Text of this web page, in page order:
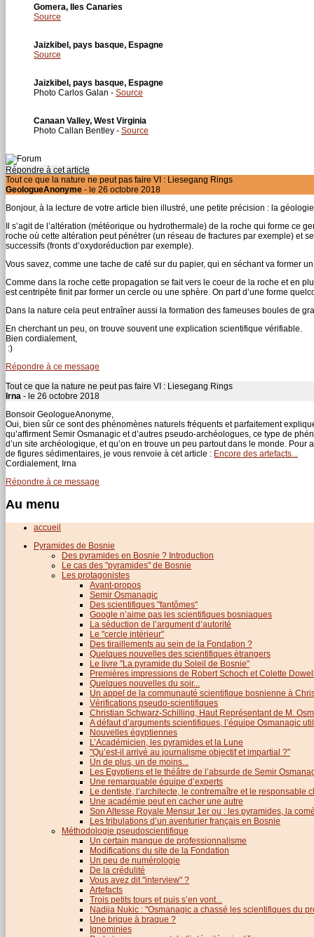
Gomera, Iles Canaries
Source
Jaizkibel, pays basque, Espagne
Source
Jaizkibel, pays basque, Espagne
Photo Carlos Galan - Source
Canaan Valley, West Virginia
Photo Callan Bentley - Source
Répondre à cet article
Tout ce que la nature ne peut pas faire VI : Liesegang Rings
GeologueAnonyme - le 26 octobre 2018
Bonjour, à la lecture de votre article bien illustré, une petite précision : la
Il s’agit de l’altération (météorique ou hydrothermale) de la roche qui forme ce
roche où cette altération peut pénétrer (un réseau de fractures par exemple) et
successifs (fronts d’oxydoréduction par exemple).
Vous savez, comme une tache de café sur du papier, qui en séchant va former
Comme dans la roche cette propagation se fait vers le coeur de la roche et en
est centripète finit par former un cercle ou une sphère. On part d’une forme
Dans la nature cela peut entraîner aussi la formation des fameuses boules de
En cherchant un peu, on trouve souvent une explication scientifique vérifiable.
Bien cordialement,
:)
Répondre à ce message
Tout ce que la nature ne peut pas faire VI : Liesegang Rings
Irna - le 26 octobre 2018
Bonsoir GeologueAnonyme,
Oui, bien sûr ce sont des phénomènes naturels fréquents et parfaitement
qu’affirment Semir Osmanagic et d’autres pseudo-archéologues, ce type de
d’un site archéologique, et qu’on en trouve un peu partout dans le monde.
de figures sédimentaires, je vous renvoie à cet article : Encore des artefacts...
Cordialement, Irna
Répondre à ce message
Au menu
accueil
Pyramides de Bosnie
Des pyramides en Bosnie ? Introduction
Le cas des "pyramides" de Bosnie
Les protagonistes
Avant-propos
Semir Osmanagic
Des scientifiques "fantômes"
Google n’aime pas les scientifiques bosniaques
La séduction de l’argument d’autorité
Le "cercle intérieur"
Des tiraillements au sein de la Fondation ?
Quelques nouvelles des scientifiques étrangers
Le livre "La pyramide du Soleil de Bosnie"
Premières impressions de Robert Schoch et Colette
Quelques nouvelles du soir...
Un appel de la communauté scientifique bosnienne à
Vérifications pseudo-scientifiques
Christian Schwarz-Schilling, Haut Représentant de M.
A défaut d’arguments scientifiques, l’équipe Osmanagic
Nouvelles égyptiennes
L’Académicien, les pyramides et la Lune
"Qu’est-il arrivé au journalisme objectif et impartial ?"
Un de plus, un de moins...
Les Egyptiens et le théâtre de l’absurde de Semir
Une remarquable équipe d’experts
Le dentiste, l’architecte, le contremaître et le responsable
Une académie peut en cacher une autre
Son Altesse Royale Mensur 1er ou : les pyramides, la
Les tribulations d’un aventurier français en Bosnie
Méthodologie pseudoscientifique
Un certain manque de professionnalisme
Modifications du site de la Fondation
Un peu de numérologie
De la crédulité
Vous avez dit "interview" ?
Artefacts
Trois petits tours et puis s’en vont...
Nadija Nukic : "Osmanagic a chassé les scientifiques du
Une brique à braque ?
Ignominies